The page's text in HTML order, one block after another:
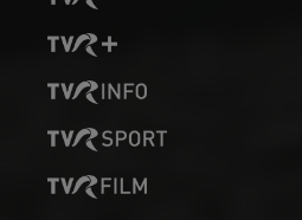
DESCRIPTIO MOLDAVIAE
Reportaj de călătorie & gastronomie